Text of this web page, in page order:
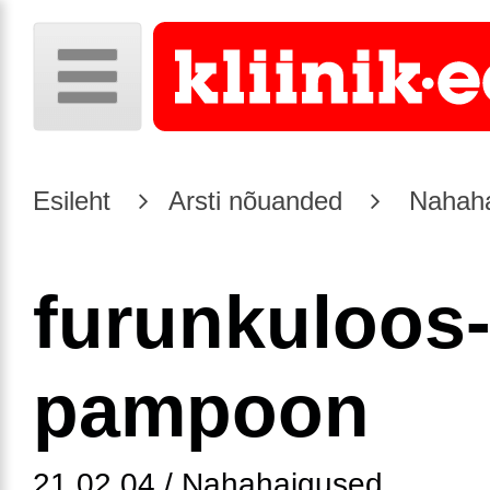
Esileht Arsti nõuanded
furunkuloos-
pampoon